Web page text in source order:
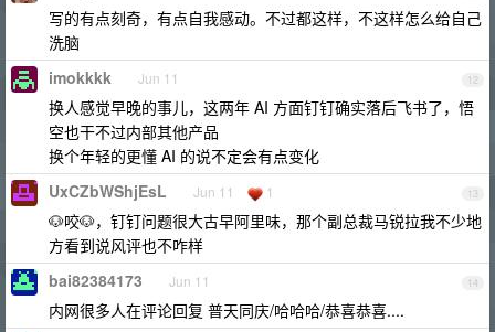
写的有点刻奇，有点自我感动。不过都这样，不这样怎么给自己
洗脑
12
imokkkk Jun 11
换人感觉早晚的事儿，这两年 AI 方面钉钉确实落后飞书了，悟
空也干不过内部其他产品
换个年轻的更懂 AI 的说不定会有点变化
13
UxCZbWShjEsL Jun 11 1
🐶咬🐶，钉钉问题很大古早阿里味，那个副总裁马锐拉我不少地
方看到说风评也不咋样
14
bai82384173 Jun 11
内网很多人在评论回复 普天同庆/哈哈哈/恭喜恭喜....